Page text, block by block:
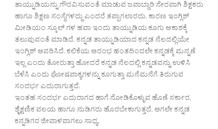
ತಾಯ್ನುಡಿಯನ್ನು ಗೌರವಿಸುವಂತೆ ಮಾಡುವ ಜವಾಬ್ದಾರಿ ನೇರವಾಗಿ ಶಿಕ್ಷಕರು
ಹಾಗೂ ಶಿಕ್ಷಣ ಸಂಸ್ಥೆಗಳದ್ದು ಎಂದರೆ ತಪ್ಪಾಗಲಾರದು. ಕಾರಣ ಇಂಗ್ಲಿಶ್
ಮೀಡಿಯಂ ಸ್ಕೂಲ್ ಗಳ‌ ಹವಾ ಇಂದು ತಾಯ್ನುಡಿಯ ಕೂಗು ಆಕಾಶಕ್ಕೆ
ತಲುಪುವಂತೆ ಮಾಡಿದೆ. ಕನ್ನಡ ತಾಯ್ನುಡಿಯಾದ ಕನ್ನಡ ನೆಲದಲ್ಲಿಯೇ
ಇಂಗ್ಲಿಶ್ ಆವರಿಸಿದೆ. ಕಲಿಕೆಯ ಆರಂಭ ಹಂತದಿಂದಲೇ ಕನ್ನಡಕ್ಕೆ ಮನ್ನಣೆ
ಇಲ್ಲ ಎಂದು ತೋರುತ್ತಾ ಹೋದರೆ ಕನ್ನಡ ನೆಲದಲ್ಲಿ ಕನ್ನಡವನ್ನು ಉಳಿಸಿ
ಬೆಳೆಸಿ ಎಂದು ಘೋಷವಾಕ್ಯಗಳನ್ನು ಕೂಗುತ್ತಾ ಮನೆಮನೆಗೆ ತಿರುಗುವ
ಸಂದರ್ಭ ಎದುರಾಗುತ್ತದೆ.
ಇಂತಹ ಸಂದರ್ಭ ಎದುರಾಗದ ಹಾಗೆ ನೋಡಿಕೊಳ್ಳುವ ಹೊಣೆ ಸರ್ಕಾರ,
ಶೈಕ್ಷಣಿಕ ವಲಯ ಹಾಗೂ ನುಡಿಗರು ಹೊರಬೇಕಾಗುತ್ತದೆ. ಆಗಲೇ ಕನ್ನಡ
ಕನ್ನಡಿಗರ ಜೀವಾಳವಾಗಲು ಸಾಧ್ಯ.